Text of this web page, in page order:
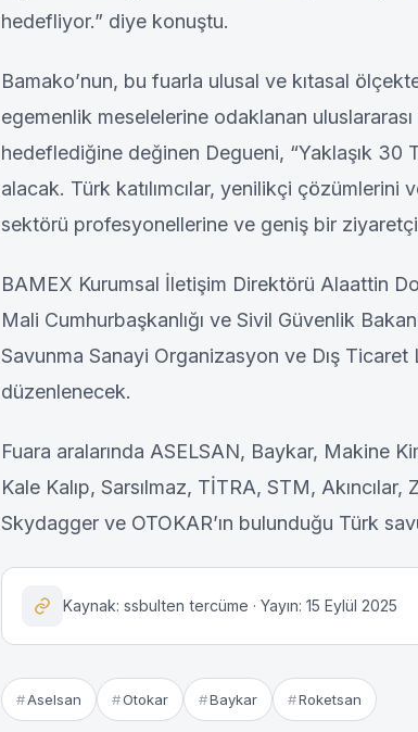
hedefliyor.” diye konuştu.
Bamako’nun, bu fuarla ulusal ve kıtasal
egemenlik meselelerine odaklanan
hedeflediğine değinen Degueni, “Yaklaşık 30
alacak. Türk katılımcılar, yenilikçi
sektörü profesyonellerine ve geniş bir
BAMEX Kurumsal İletişim Direktörü Alaattin
Mali Cumhurbaşkanlığı ve Sivil Güvenlik
Savunma Sanayi Organizasyon ve Dış
düzenlenecek.
Fuara aralarında ASELSAN, Baykar, Makine
Kale Kalıp, Sarsılmaz, TİTRA, STM,
Skydagger ve OTOKAR’ın bulunduğu Türk
Kaynak: ssbulten tercüme · Yayın: 15 Eylül 2025
Aselsan Otokar Baykar Roketsan